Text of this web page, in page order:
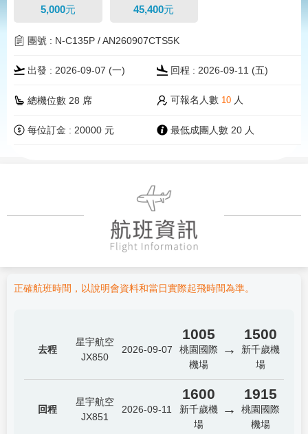
5,000元 45,400元
團號 : N-C135P / AN260907CTS5K
出發 : 2026-09-07 (一) 回程 : 2026-09-11 (五)
總機位數 28 席 可報名人數 10 人
每位訂金 : 20000 元 最低成團人數 20 人
正確航班時間，以說明會資料和當日實際起飛時間為準。
去程
星宇航空
JX850
2026-09-07
1005
桃園國際
機場
→
1500
新千歲機
場
回程
星宇航空
JX851
2026-09-11
1600
新千歲機
場
→
1915
桃園國際
機場